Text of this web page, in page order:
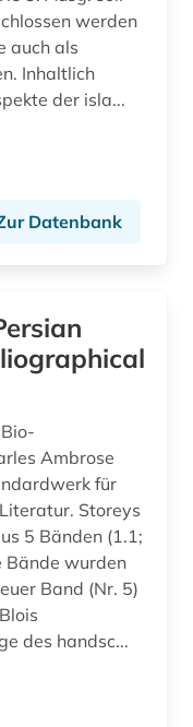
werden
auch als
der isla...
Datenbank
Ambrose
Storeys
5 Bänden (1.1;
Bände wurden
Band (Nr. 5)
des handsc...